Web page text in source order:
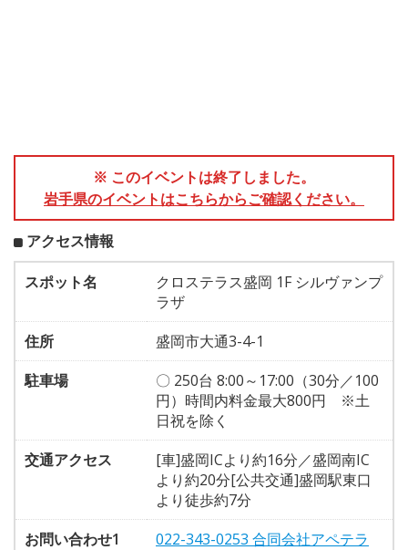
※ このイベントは終了しました。
岩手県のイベントはこちらからご確認ください。
アクセス情報
スポット名
クロステラス盛岡 1F シルヴァンプ
ラザ
住所
盛岡市大通3-4-1
駐車場
〇 250台 8:00～17:00（30分／100
円）時間内料金最大800円 ※土
日祝を除く
交通アクセス
[車]盛岡ICより約16分／盛岡南IC
より約20分[公共交通]盛岡駅東口
より徒歩約7分
お問い合わせ1
022-343-0253 合同会社アペテラ